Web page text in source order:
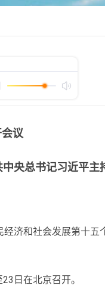
议
央总书记习近平主
和社会发展第十五
日在北京召开。